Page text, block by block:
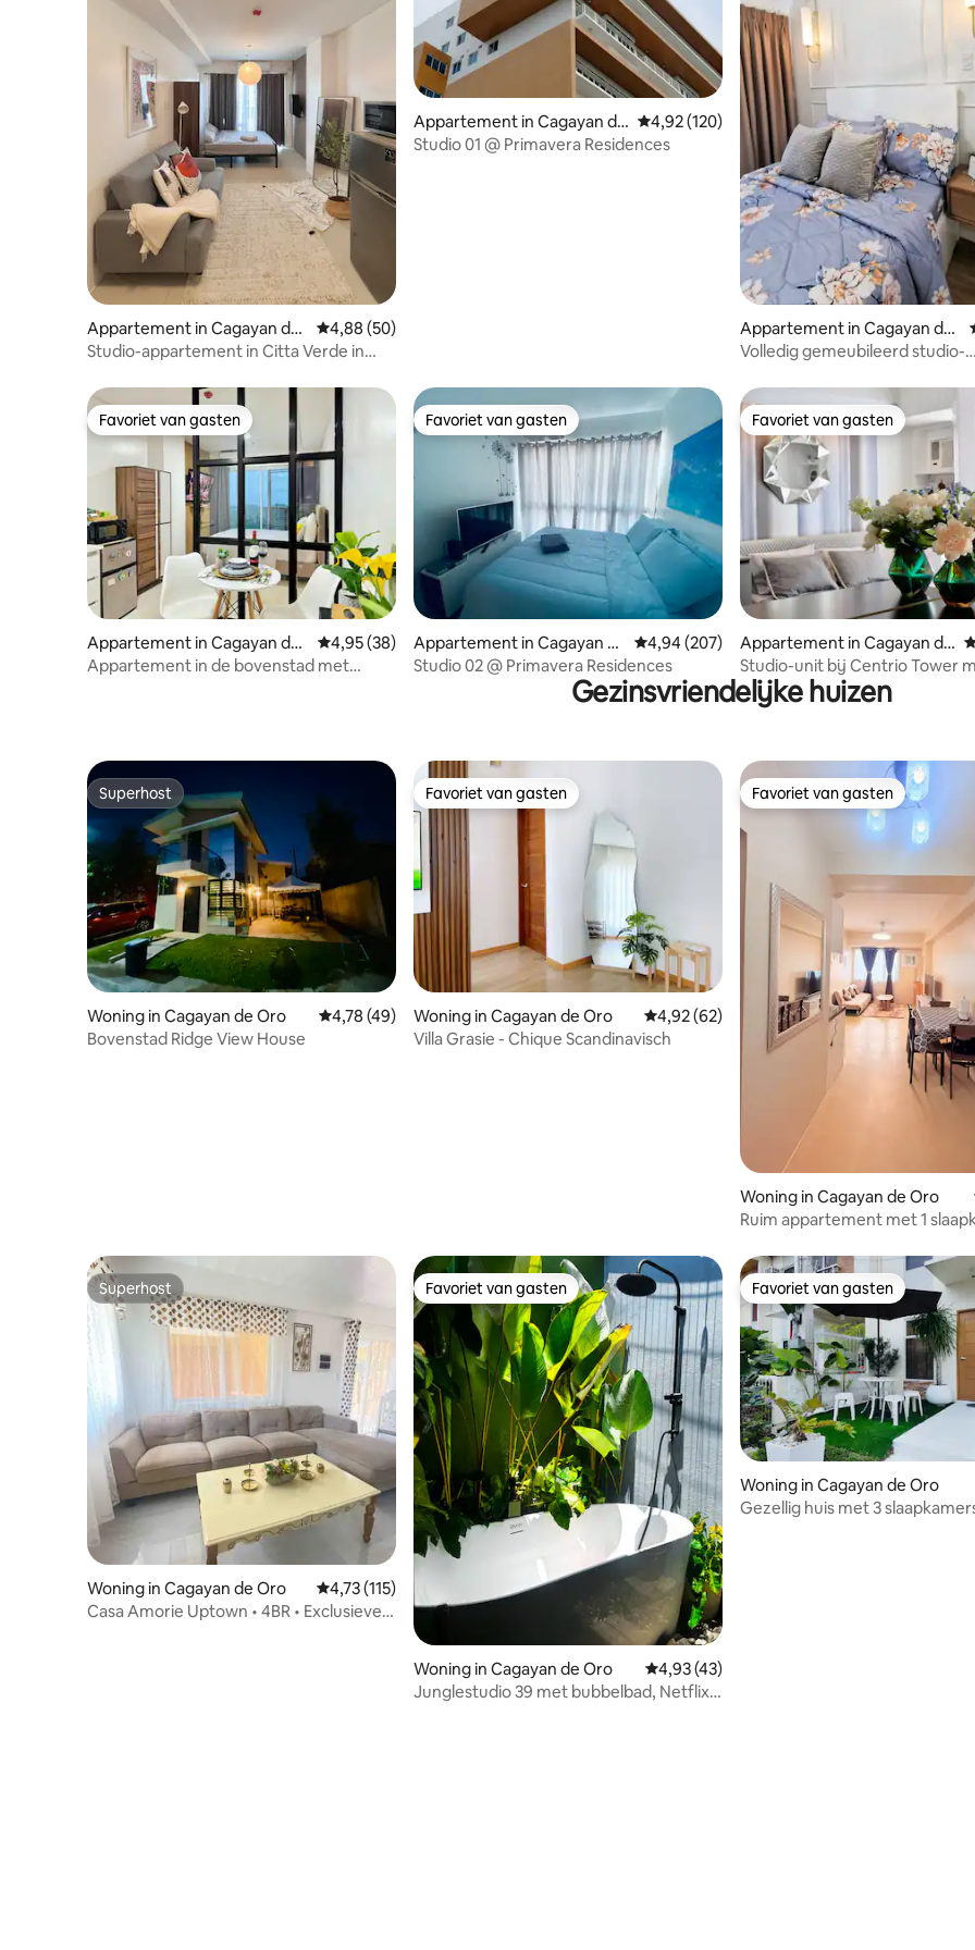
Appartement in Cagayan de
Oro
Gemiddelde beoordeling van 4,88 uit 5, 50 recensies
4,88 (50)
Studio-appartement in Citta Verde in
Appartement in Cagayan de
Oro
Gemiddelde beoordeling van 4,92 uit 5, 120
4,92 (120)
Studio 01 @ Primavera Residences
Appartement in Cagayan de
Oro
Volledig gemeubileerd studio-
Favoriet van gasten
Favoriet van gasten
Appartement in Cagayan de
Oro
Gemiddelde beoordeling van 4,95 uit 5, 38 recensies
4,95 (38)
Appartement in de bovenstad met
Favoriet van gasten
Favoriet van gasten
Appartement in Cagayan d
e Oro
Gemiddelde beoordeling van 4,94 uit 5, 207
4,94 (207)
Studio 02 @ Primavera Residences
Favoriet van gasten
Favoriet van gasten
Appartement in Cagayan de
Oro
Studio-unit bij Centrio Tower
TV met Netflix
Gezinsvriendelijke huizen
Superhost
Superhost
Woning in Cagayan de Oro Gemiddelde beoordeling van 4,78 uit 5, 49 recensies
4,78 (49)
Bovenstad Ridge View House
Favoriet van gasten
Favoriet van gasten
Woning in Cagayan de Oro Gemiddelde beoordeling van 4,92 uit 5, 62
4,92 (62)
Villa Grasie - Chique Scandinavisch
Favoriet van gasten
Favoriet van gasten
Woning in Cagayan de Oro
Ruim appartement met 1
Superhost
Superhost
Woning in Cagayan de Oro Gemiddelde beoordeling van 4,73 uit 5, 115 recensies
4,73 (115)
Casa Amorie Uptown • 4BR • Exclusieve
Favoriet van gasten
Favoriet van gasten
Woning in Cagayan de Oro Gemiddelde beoordeling van 4,93 uit 5, 43
4,93 (43)
Junglestudio 39 met bubbelbad, Netflix
Favoriet van gasten
Favoriet van gasten
Woning in Cagayan de Oro
Gezellig huis met 3